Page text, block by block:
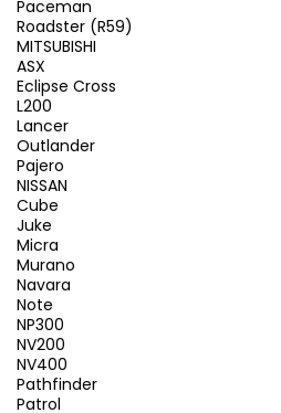
Paceman
Roadster (R59)
MITSUBISHI
ASX
Eclipse Cross
L200
Lancer
Outlander
Pajero
NISSAN
Cube
Juke
Micra
Murano
Navara
Note
NP300
NV200
NV400
Pathfinder
Patrol